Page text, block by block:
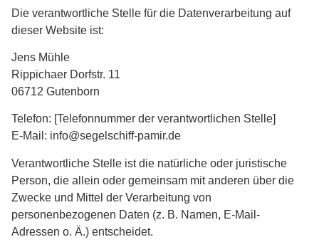
Die verantwortliche Stelle für die Datenverarbeitung auf
dieser Website ist:
Jens Mühle
Rippichaer Dorfstr. 11
06712 Gutenborn
Telefon: [Telefonnummer der verantwortlichen Stelle]
E-Mail: info@segelschiff-pamir.de
Verantwortliche Stelle ist die natürliche oder juristische
Person, die allein oder gemeinsam mit anderen über die
Zwecke und Mittel der Verarbeitung von
personenbezogenen Daten (z. B. Namen, E-Mail-
Adressen o. Ä.) entscheidet.